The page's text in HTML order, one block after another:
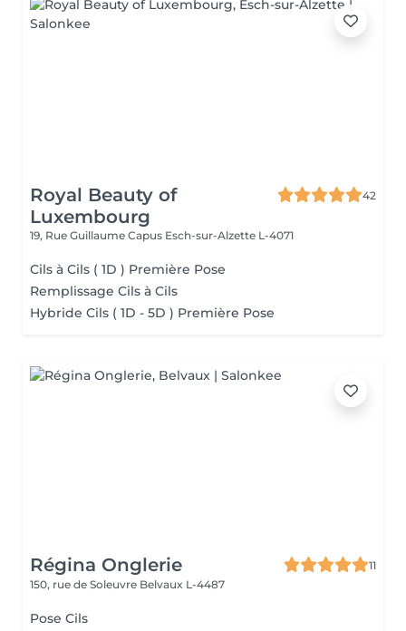
Royal Beauty of
Luxembourg
42
19, Rue Guillaume Capus Esch-sur-Alzette L-4071
Cils à Cils ( 1D ) Première Pose
Remplissage Cils à Cils
Hybride Cils ( 1D - 5D ) Première Pose
Régina Onglerie
11
150, rue de Soleuvre Belvaux L-4487
Pose Cils